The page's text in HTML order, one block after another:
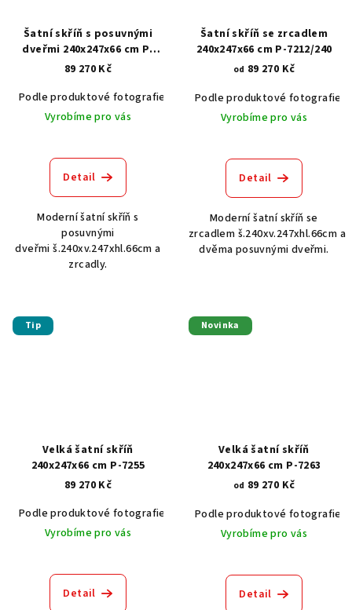
Šatní skříň s posuvnými
dveřmi 240x247x66 cm P-
7250
89 270 Kč
Podle produktové fotografie
Akát vintage BT1551
Dub světlý
Vyrobíme pro vás
Detail
Moderní šatní skříň s
posuvnými
dveřmi š.240xv.247xhl.66cm a
zrcadly.
Šatní skříň se zrcadlem
240x247x66 cm P-7212/240
od 89 270 Kč
Podle produktové fotografie
Vyrobíme pro vás
Detail
Moderní šatní skříň se
zrcadlem š.240xv.247xhl.66cm a
dvěma posuvnými dveřmi.
Tip
Velká šatní skříň
240x247x66 cm P-7255
89 270 Kč
Podle produktové fotografie
Akát vintage BT1551
Dub světlý
Vyrobíme pro vás
Detail
Novinka
Velká šatní skříň
240x247x66 cm P-7263
od 89 270 Kč
Podle produktové fotografie
Vyrobíme pro vás
Detail